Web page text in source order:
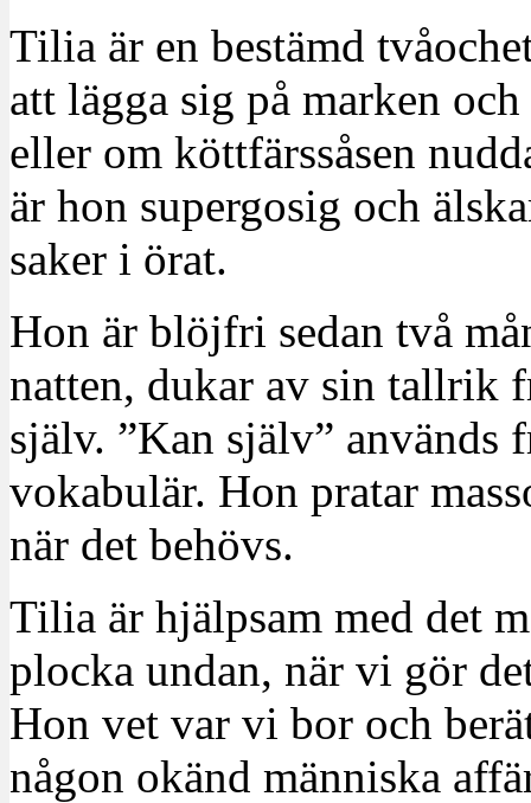
Tilia är en bestämd
att lägga sig på marken
eller om köttfärssåsen
är hon supergosig och
saker i örat.
Hon är blöjfri sedan två
natten, dukar av sin tallrik
själv. ”Kan själv” används
vokabulär. Hon pratar
när det behövs.
Tilia är hjälpsam med det
plocka undan, när vi gör
Hon vet var vi bor och
någon okänd människa